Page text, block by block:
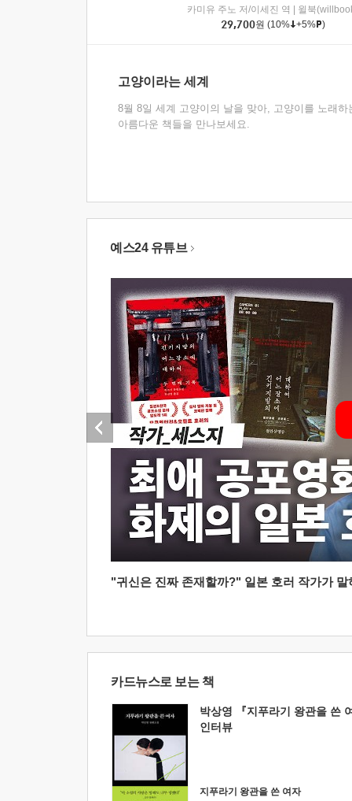
카미유 주노 저/이세진 역
윌북
29,700원 (10% +5% )
고양이라는 세계
8월 8일 세계 고양이의 날을 맞아, 고양이를 노래하
아름다운 책들을 만나보세요.
예스24 유튜브
"귀신은 진짜 존재할까?" 일본 호러 작가가
카드뉴스로 보는 책
박상영 『지푸라기 왕관을 쓴
인터뷰
지푸라기 왕관을 쓴 여자